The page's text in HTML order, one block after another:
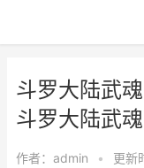
斗罗大陆武
斗罗大陆武
作者： admin • 更新